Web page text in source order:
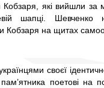
які вийшли за
шапці.
Кобзаря на щитах
своєї
поетові на